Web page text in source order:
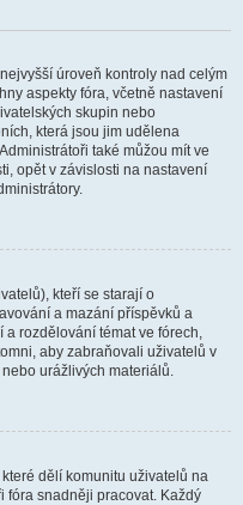
úroveň kontroly nad celým
aspekty fóra, včetně nastavení
skupin nebo
která jsou jim udělena
také můžou mít ve
opět v závislosti na nastavení
kteří se starají o
a mazání příspěvků a
rozdělování témat ve fórech,
aby zabraňovali uživatelů v
urážlivých materiálů.
dělí komunitu uživatelů na
fóra snadněji pracovat. Každý